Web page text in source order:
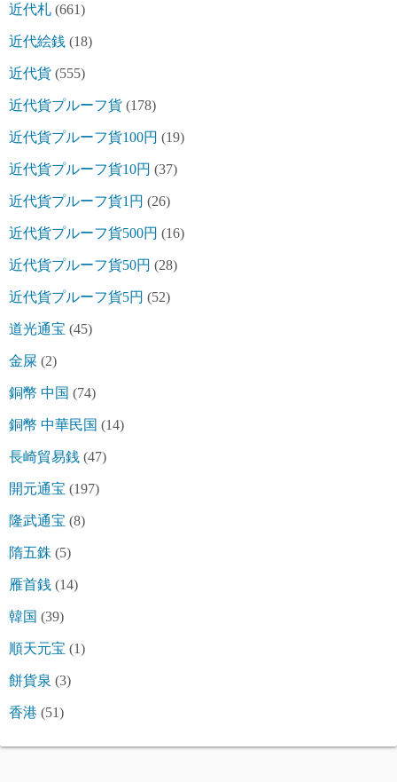
近代札 (661)
近代絵銭 (18)
近代貨 (555)
近代貨プルーフ貨 (178)
近代貨プルーフ貨100円 (19)
近代貨プルーフ貨10円 (37)
近代貨プルーフ貨1円 (26)
近代貨プルーフ貨500円 (16)
近代貨プルーフ貨50円 (28)
近代貨プルーフ貨5円 (52)
道光通宝 (45)
金屎 (2)
銅幣 中国 (74)
銅幣 中華民国 (14)
長崎貿易銭 (47)
開元通宝 (197)
隆武通宝 (8)
隋五銖 (5)
雁首銭 (14)
韓国 (39)
順天元宝 (1)
餅貨泉 (3)
香港 (51)